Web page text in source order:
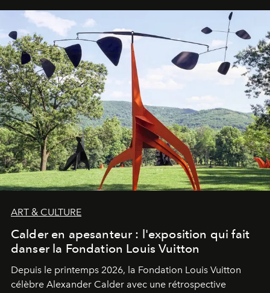
ART & CULTURE
Calder en apesanteur : l'exposition qui fait
danser la Fondation Louis Vuitton
Depuis le printemps 2026, la Fondation Louis Vuitton
célèbre Alexander Calder avec une rétrospective